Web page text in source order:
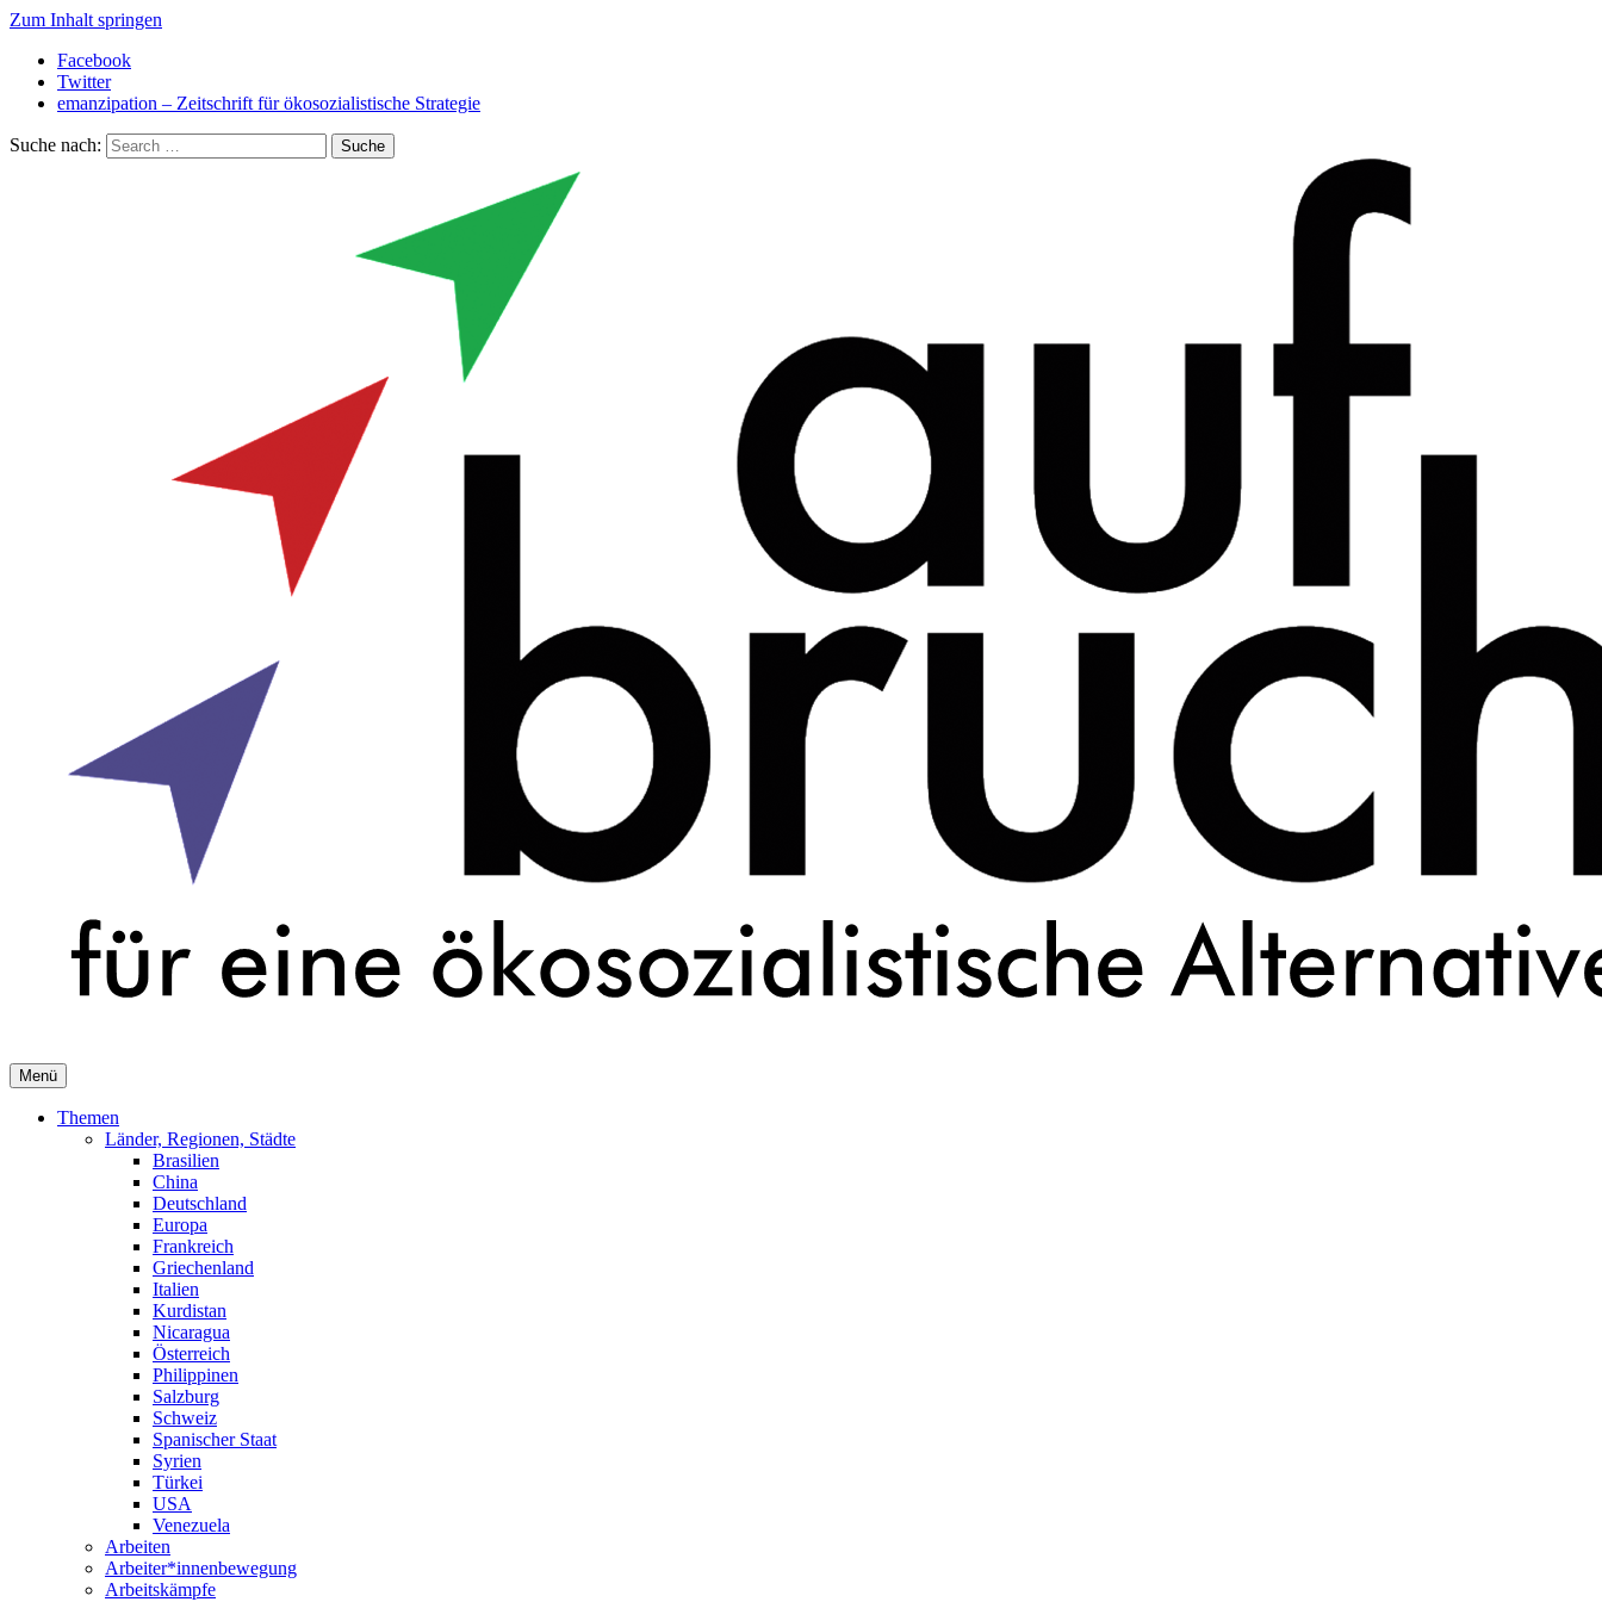
Zum Inhalt springen
Facebook
Twitter
emanzipation – Zeitschrift für ökosozialistische Strategie
Suche nach:
Menü
Themen
Länder, Regionen, Städte
Brasilien
China
Deutschland
Europa
Frankreich
Griechenland
Italien
Kurdistan
Nicaragua
Österreich
Philippinen
Salzburg
Schweiz
Spanischer Staat
Syrien
Türkei
USA
Venezuela
Arbeiten
Arbeiter*innenbewegung
Arbeitskämpfe